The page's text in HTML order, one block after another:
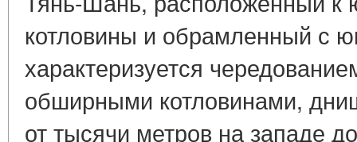
котловины и обрамленный с
характеризуется
обширными котловинами,
от тысячи метров на западе